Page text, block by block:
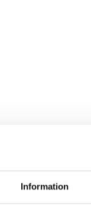
Information